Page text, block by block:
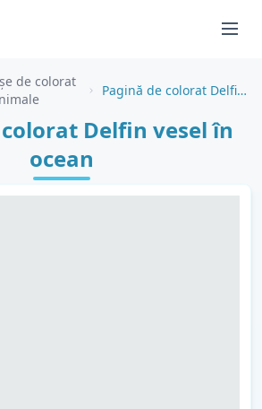
de colorat
Pagină de colorat Delfin vesel în ocean
Delfin vesel în
ocean